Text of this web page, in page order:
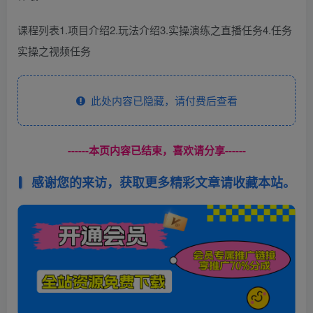
课程列表1.项目介绍2.玩法介绍3.实操演练之直播任务4.任务
实操之视频任务
此处内容已隐藏，请付费后查看
------本页内容已结束，喜欢请分享------
感谢您的来访，获取更多精彩文章请收藏本站。